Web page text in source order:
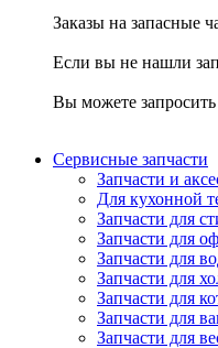
Заказы на запасные
Если вы не нашли
Вы можете
Сервисные запчасти
Запчасти и
Для кухонной
Запчасти для
Запчасти для
Запчасти для
Запчасти для
Запчасти для
Запчасти для
Запчасти для